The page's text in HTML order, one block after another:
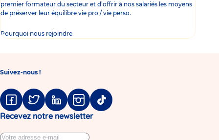
premier formateur du secteur et d’offrir à nos salariés les moyens
de préserver leur équilibre vie pro / vie perso.
Pourquoi nous rejoindre
Suivez-nous !
FacebookTwitter LinkedinInstagramTiktok
Recevez notre newsletter